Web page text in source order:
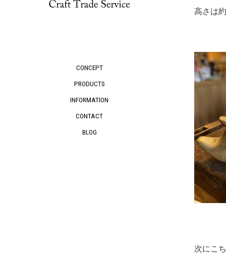
CONCEPT
PRODUCTS
INFORMATION
CONTACT
BLOG
高さは
次にこ